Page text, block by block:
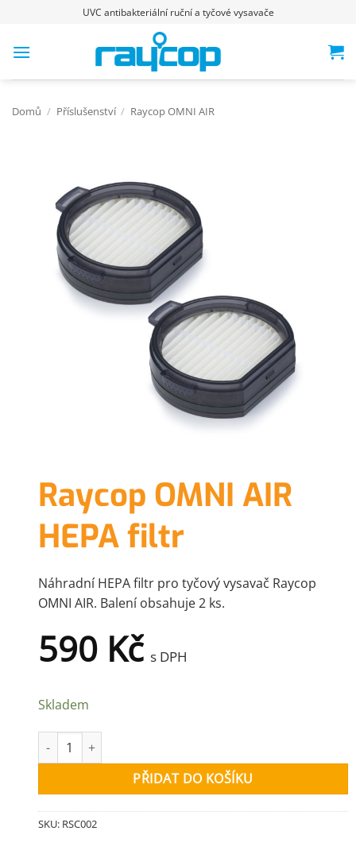
obsah
UVC antibakteriální ruční a tyčové vysavače
Domů / Příslušenství / Raycop OMNI AIR
Raycop OMNI AIR
HEPA filtr
Náhradní HEPA filtr pro tyčový vysavač Raycop
OMNI AIR. Balení obsahuje 2 ks.
590 Kč s DPH
Skladem
Raycop OMNI AIR HEPA filtr množství
PŘIDAT DO KOŠÍKU
SKU: RSC002